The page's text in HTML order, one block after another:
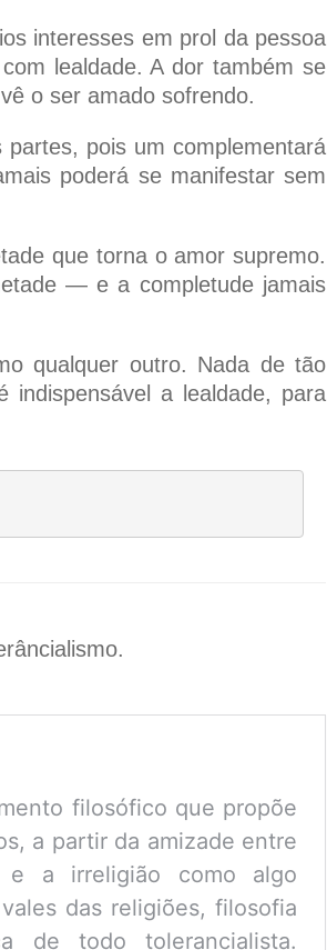
interesses em prol da pessoa
lealdade. A dor também se
o ser amado sofrendo.
pois um complementará
poderá se manifestar sem
que torna o amor supremo.
— e a completude jamais
qualquer outro. Nada de tão
indispensável a lealdade, para
filosófico que propõe
a partir da amizade entre
e a irreligião como algo
das religiões, filosofia
de todo tolerancialista.